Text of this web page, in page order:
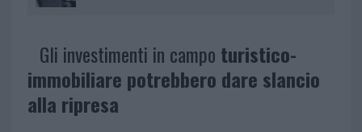
Gli investimenti in campo turistico-
immobiliare potrebbero dare slancio
alla ripresa